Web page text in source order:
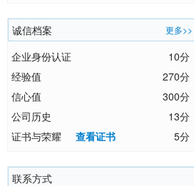
更多>>
诚信档案
10分
企业身份认证
270分
经验值
300分
信心值
13分
公司历史
5分
证书与荣耀 查看证书
联系方式